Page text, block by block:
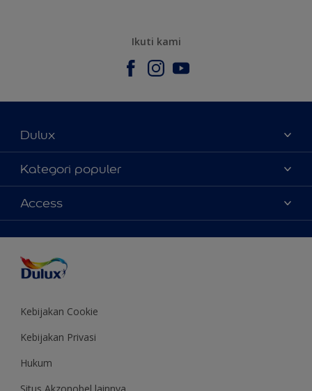
Ikuti kami
Dulux
Tentang Kami
Contact us
Temukan toko
Kategori populer
Warna
Produk
Inspirasi
Saran Mendekorasi
Colour of the Year
Access
Kebijakan Cookie
Kebijakan Privasi
Hukum
Situs Akzonobel lainnya